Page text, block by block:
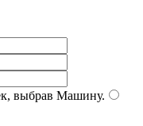
выбрав Машину.